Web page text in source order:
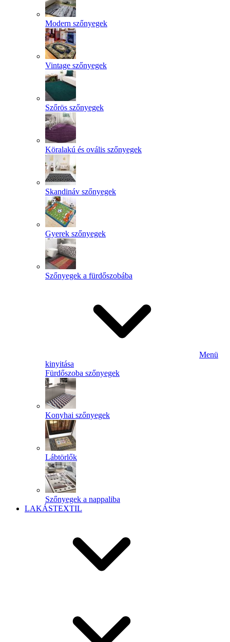
Modern szőnyegek
Vintage szőnyegek
Szőrös szőnyegek
Köralakú és ovális szőnyegek
Skandináv szőnyegek
Gyerek szőnyegek
Szőnyegek a fürdőszobába
Menü
kinyitása
Fürdőszoba szőnyegek
Konyhai szőnyegek
Lábtörlők
Szőnyegek a nappaliba
LAKÁSTEXTIL